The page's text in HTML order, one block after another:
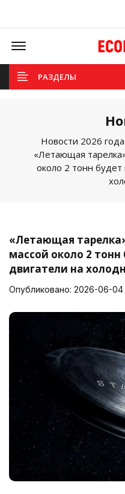
Offcanvas Menu Open
РАЗДЕЛЫ
Новости 2026 года
«Летающая
около 2 тонн будет
«Летающая
массой около 2
двигатели на
Опубликовано: 2026-06-04